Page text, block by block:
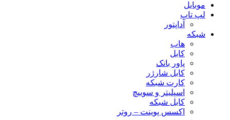
موبایل
لپ تاپ
آداپتور
شبکه
هاب
کابل
پاور بانک
کابل شارژر
کارت شبکه
اسپلیتر و سوییچ
کابل شبکه
اکسس پوینت – روتر